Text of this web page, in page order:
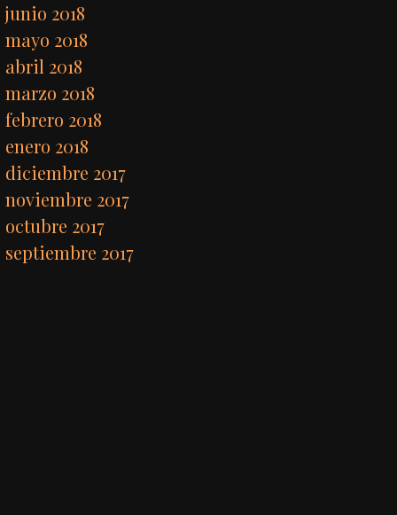
junio 2018
mayo 2018
abril 2018
marzo 2018
febrero 2018
enero 2018
diciembre 2017
noviembre 2017
octubre 2017
septiembre 2017